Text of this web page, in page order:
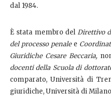
dal 1984.
È stata membro del Direttivo
del processo penale e
Giuridiche Cesare Beccaria,
docenti della Scuola di
comparato, Università di
giuridiche, Università di